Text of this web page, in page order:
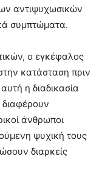
αντιψυχωσικών
συμπτώματα.
ο εγκέφαλος
κατάσταση πριν
η διαδικασία
διαφέρουν
άνθρωποι
ψυχική τους
διαρκείς